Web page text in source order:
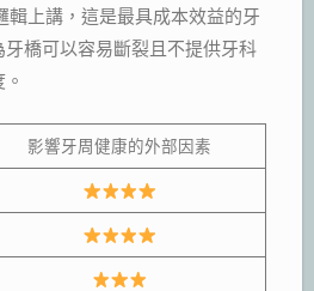
上講，這是最具成本效益的牙
橋可以容易斷裂且不提供牙科
影響牙周健康的外部因素